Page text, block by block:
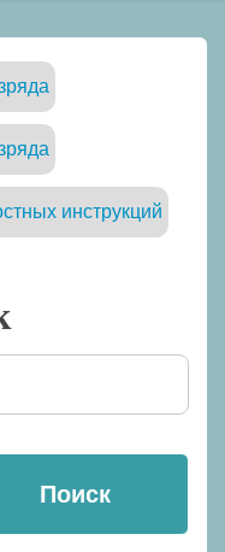
инструкций